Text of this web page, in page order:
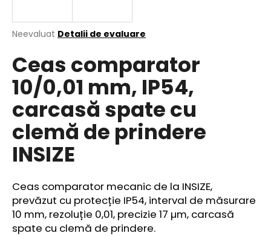
Evaluarea
a
produsului
este
0,0
din
5
stele.
Neevaluat Detalii de evaluare
Ceas comparator
10/0,01 mm, IP54,
carcasă spate cu
clemă de prindere
INSIZE
Ceas comparator mecanic de la INSIZE,
prevăzut cu protecție IP54, interval de măsurare
10 mm, rezoluție 0,01, precizie 17 µm, carcasă
spate cu clemă de prindere.
ă
r
e
c
o
m
a
n
ă
m